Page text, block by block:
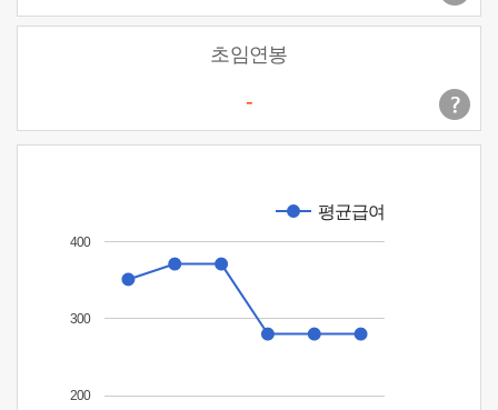
초임연봉
-
평균급여
200
300
400